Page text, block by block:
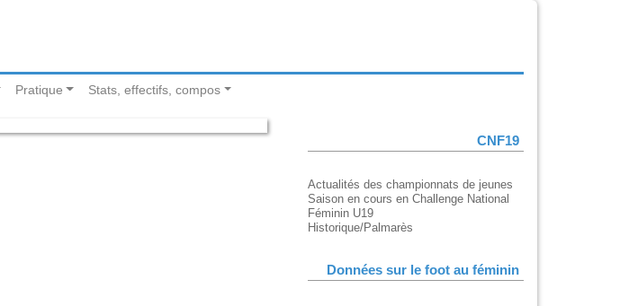
Pratique Stats, effectifs, compos
CNF19
Actualités des championnats de jeunes
Saison en cours en Challenge National
Féminin U19
Historique/Palmarès
Données sur le foot au féminin